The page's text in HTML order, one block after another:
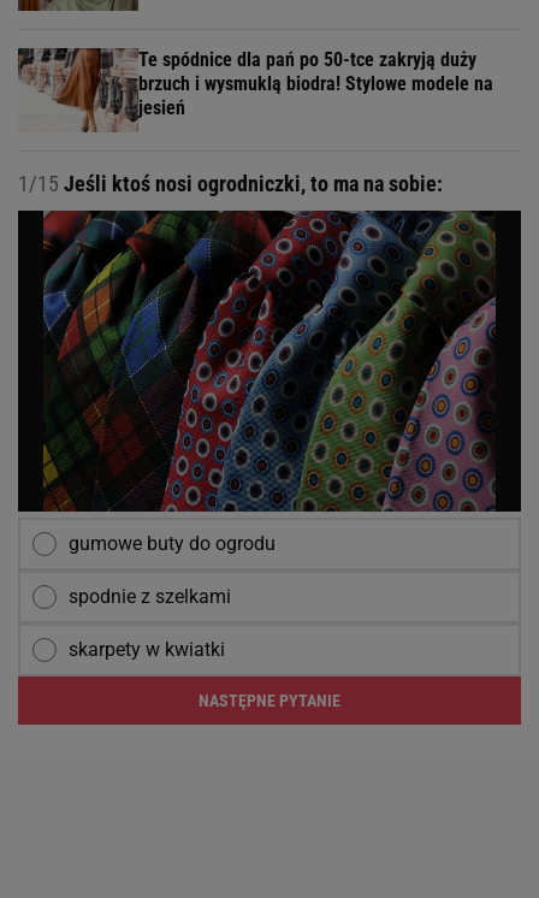
Te spódnice dla pań po 50-tce zakryją duży
brzuch i wysmuklą biodra! Stylowe modele na
jesień
1/15 Jeśli ktoś nosi ogrodniczki, to ma na sobie:
gumowe buty do ogrodu
spodnie z szelkami
skarpety w kwiatki
NASTĘPNE PYTANIE